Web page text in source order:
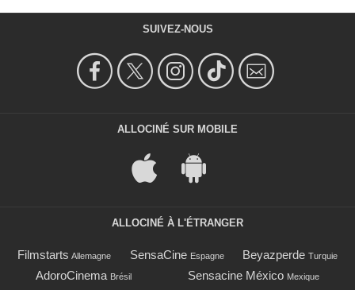
SUIVEZ-NOUS
ALLOCINÉ SUR MOBILE
ALLOCINÉ À L'ÉTRANGER
Filmstarts Allemagne SensaCine Espagne Beyazperde Turquie
AdoroCinema Brésil Sensacine México Mexique